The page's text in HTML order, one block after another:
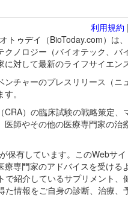
利用規約 |
トゥデイ（BioToday.com）
ノロジー（バイオテック、
対して最新のライフサイエ
チャーのプレスリリース（
。
）の臨床試験の戦略策定
師やその他の医療専門家の
保有しています。このWebサ
専門家のアドバイスを受け
で紹介しているサプリメント
情報をご自身の診断、治療